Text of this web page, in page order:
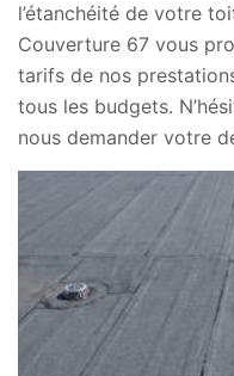
l’étanchéité de votre
Couverture 67 vous
tarifs de nos
tous les budgets.
nous demander votre